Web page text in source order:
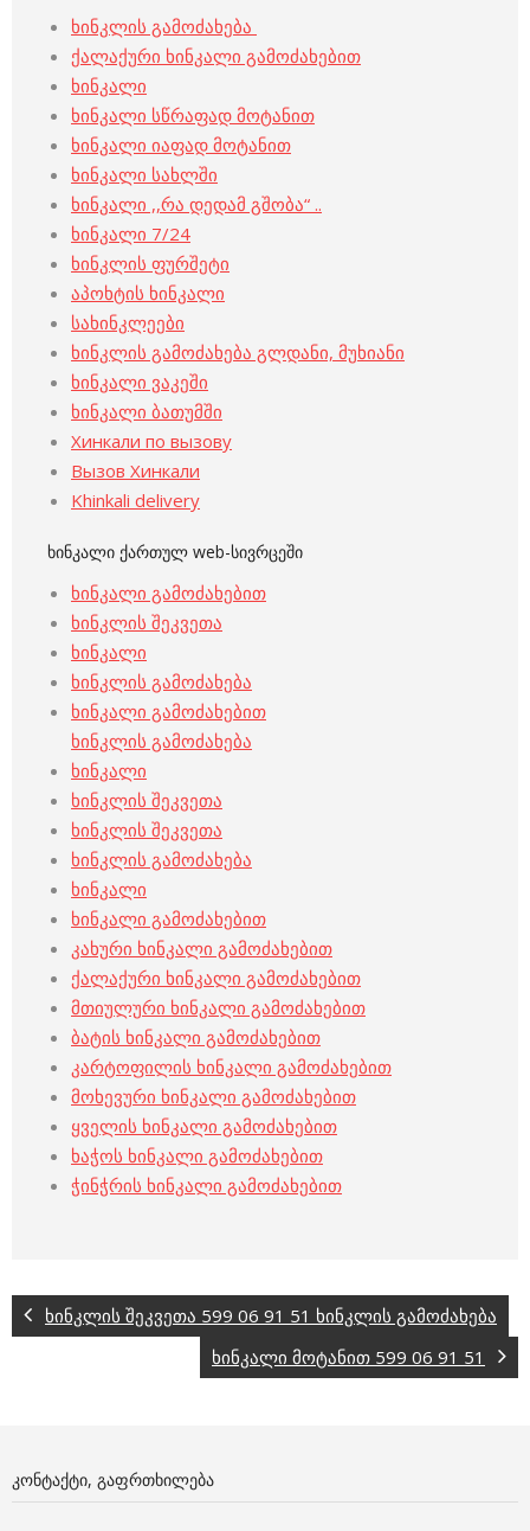
ხინკლის გამოძახება
ქალაქური ხინკალი გამოძახებით
ხინკალი
ხინკალი სწრაფად მოტანით
ხინკალი იაფად მოტანით
ხინკალი სახლში
ხინკალი ,,რა დედამ გშობა“ ..
ხინკალი 7/24
ხინკლის ფურშეტი
აპოხტის ხინკალი
სახინკლეები
ხინკლის გამოძახება გლდანი, მუხიანი
ხინკალი ვაკეში
ხინკალი ბათუმში
Хинкали по вызову
Вызов Хинкали
Khinkali delivery
ხინკალი ქართულ web-სივრცეში
ხინკალი გამოძახებით
ხინკლის შეკვეთა
ხინკალი
ხინკლის გამოძახება
ხინკალი გამოძახებით
ხინკლის გამოძახება
ხინკალი
ხინკლის შეკვეთა
ხინკლის შეკვეთა
ხინკლის გამოძახება
ხინკალი
ხინკალი გამოძახებით
კახური ხინკალი გამოძახებით
ქალაქური ხინკალი გამოძახებით
მთიულური ხინკალი გამოძახებით
ბატის ხინკალი გამოძახებით
კარტოფილის ხინკალი გამოძახებით
მოხევური ხინკალი გამოძახებით
ყველის ხინკალი გამოძახებით
ხაჭოს ხინკალი გამოძახებით
ჭინჭრის ხინკალი გამოძახებით
ხინკლის შეკვეთა 599 06 91 51 ხინკლის გამოძახება
ხინკალი მოტანით 599 06 91 51
ᲙᲝᲜᲢᲐᲥᲢᲘ, ᲒᲐᲤᲠᲗᲮᲘᲚᲔᲑᲐ